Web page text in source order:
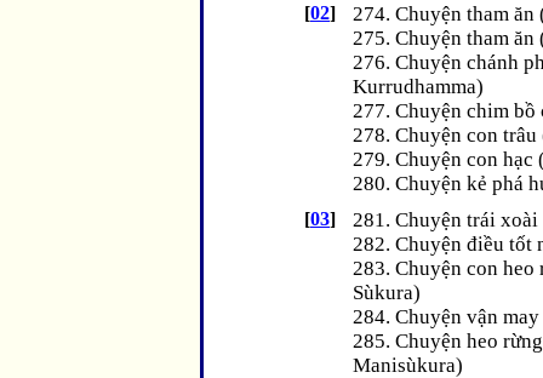
[02]
274. Chuyện tham
275. Chuyện tham
276. Chuyện chánh
Kurrudhamma)
277. Chuyện chim bồ
278. Chuyện con
279. Chuyện con hạc
280. Chuyện kẻ phá
[03]
281. Chuyện trái
282. Chuyện điều tốt
283. Chuyện con
Sùkura)
284. Chuyện vận
285. Chuyện heo
Manisùkura)